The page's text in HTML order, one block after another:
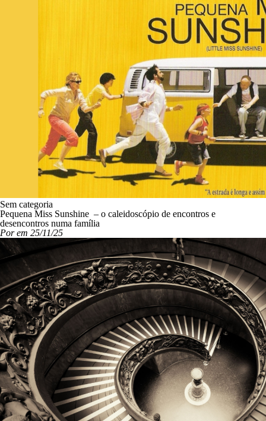
Sem categoria
Pequena Miss Sunshine – o caleidoscópio de encontros e
desencontros numa família
Por em 25/11/25